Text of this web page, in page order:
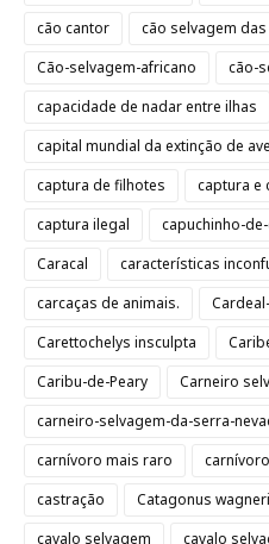
cão cantor
cão selvagem
Cão-selvagem-africano
cão-
capacidade de nadar entre ilhas
capital mundial da extinção de
captura de filhotes
captura e
captura ilegal
capuchinho-
Caracal
características
carcaças de animais.
Carettochelys insculpta
Caribu-de-Peary
Carneiro
carneiro-selvagem-da-serra-
carnívoro mais raro
castração
Catagonus wagneri
cavalo selvagem
cavalo